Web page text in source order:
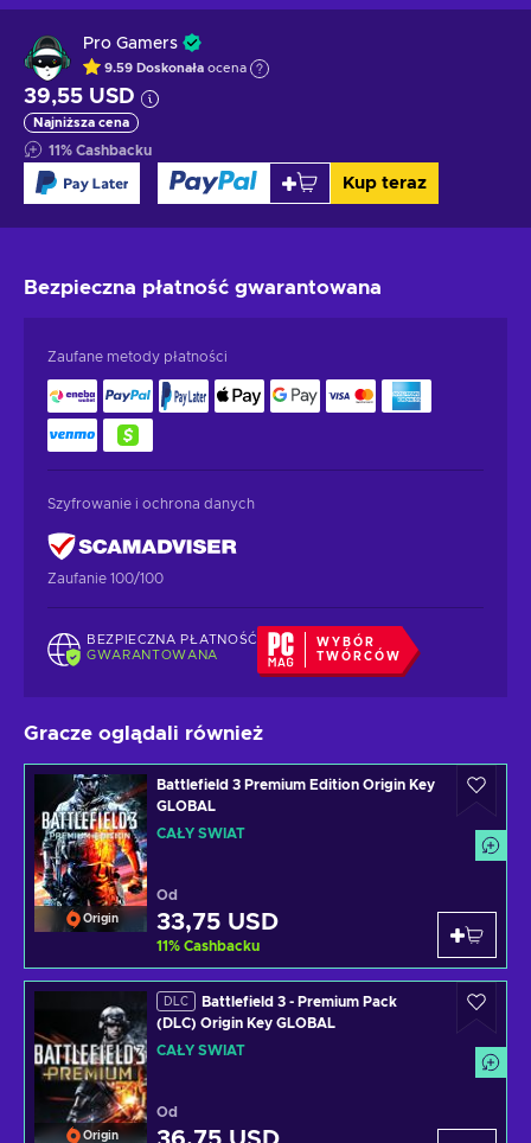
Pro Gamers
9.59 Doskonała ocena
39,55 USD
Najniższa cena
11% Cashbacku
Kup teraz
Bezpieczna płatność gwarantowana
Zaufane metody płatności
Szyfrowanie i ochrona danych
Zaufanie 100/100
BEZPIECZNA PŁATNOŚĆ
GWARANTOWANA
WYBÓR
TWÓRCÓW
Gracze oglądali również
Origin
Battlefield 3 Premium Edition Origin Key
GLOBAL
CAŁY ŚWIAT
Od
33,75 USD
11% Cashbacku
Origin
DLC
Battlefield 3 - Premium Pack
(DLC) Origin Key GLOBAL
CAŁY ŚWIAT
Od